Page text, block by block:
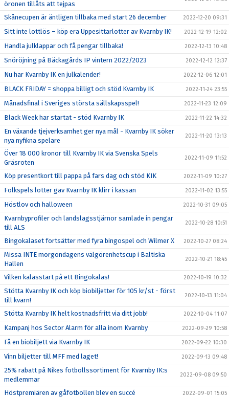
öronen tillåts att tejpas
Skånecupen är äntligen tillbaka med start 26 december 2022-12-20 09:31
Sitt inte lottlös – köp era Uppesittarlotter av Kvarnby IK! 2022-12-19 12:02
Handla julklappar och få pengar tillbaka! 2022-12-13 10:48
Snöröjning på Bäckagårds IP vintern 2022/2023 2022-12-12 12:37
Nu har Kvarnby IK en julkalender! 2022-12-06 12:01
BLACK FRIDAY = shoppa billigt och stöd Kvarnby IK 2022-11-24 23:55
Månadsfinal i Sveriges största sällskapsspel! 2022-11-23 12:09
Black Week har startat - stöd Kvarnby IK 2022-11-22 14:32
En växande tjejverksamhet ger nya mål - Kvarnby IK söker
nya nyfikna spelare
2022-11-20 13:13
Över 18 000 kronor till Kvarnby IK via Svenska Spels
Gräsroten
2022-11-09 11:52
Köp presentkort till pappa på fars dag och stöd KIK 2022-11-09 10:27
Folkspels lotter gav Kvarnby IK klirr i kassan 2022-11-02 13:55
Höstlov och halloween 2022-10-31 09:05
Kvarnbyprofiler och landslagsstjärnor samlade in pengar
till ALS
2022-10-28 10:51
Bingokalaset fortsätter med fyra bingospel och Wilmer X 2022-10-27 08:24
Missa INTE morgondagens välgörenhetscup i Baltiska
Hallen
2022-10-21 18:45
Vilken kalasstart på ett Bingokalas! 2022-10-19 10:32
Stötta Kvarnby IK och köp biobiljetter för 105 kr/st - först
till kvarn!
2022-10-13 11:04
Stötta Kvarnby IK helt kostnadsfritt via ditt jobb! 2022-10-04 11:07
Kampanj hos Sector Alarm för alla inom Kvarnby 2022-09-29 10:58
Få en biobiljett via Kvarnby IK 2022-09-22 10:30
Vinn biljetter till MFF med laget! 2022-09-13 09:48
25% rabatt på Nikes fotbollssortiment för Kvarnby IK:s
medlemmar
2022-09-08 09:50
Höstpremiären av gåfotbollen blev en succé 2022-09-01 15:05